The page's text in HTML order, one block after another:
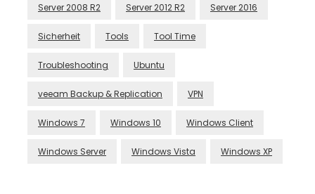
Server 2008 R2 Server 2012 R2 Server 2016
Sicherheit Tools Tool Time
Troubleshooting Ubuntu
veeam Backup & Replication VPN
Windows 7 Windows 10 Windows Client
Windows Server Windows Vista Windows XP